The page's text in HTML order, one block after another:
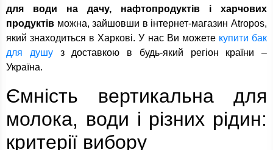
для води на дачу, нафтопродуктів і харчових
продуктів можна, зайшовши в інтернет-магазин Atropos,
який знаходиться в Харкові. У нас Ви можете купити бак
для душуз доставкою в будь-який регіон країни –
Україна.
Ємність вертикальна для
молока, води і різних рідин:
критерії вибору